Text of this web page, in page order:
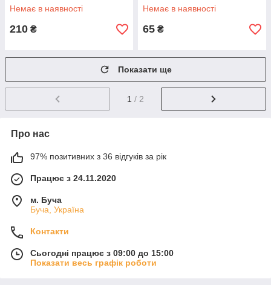
Немає в наявності
210 ₴
Немає в наявності
65 ₴
Показати ще
1 / 2
Про нас
97% позитивних з 36 відгуків за рік
Працює з 24.11.2020
м. Буча
Буча, Україна
Контакти
Сьогодні працює з 09:00 до 15:00
Показати весь графік роботи